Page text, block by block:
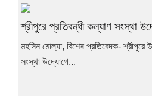
শ্রীপুরে প্রতিবন্ধী কল্যাণ সংস্থা
মহসিন মোল্যা, বিশেষ প্রতিবেদক- শ্রীপুরে
সংস্থা উদ্যোগে...